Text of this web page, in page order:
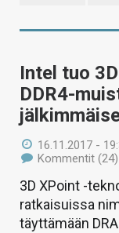
Intel tuo
DDR4-
16.11.2017 -
Kommentit (24)
3D XPoint -
ratkaisuissa
täyttämään